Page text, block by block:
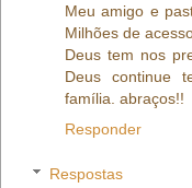
Meu amigo e
Milhões de
Deus tem nos
Deus continue
família. abraços!!
Responder
Respostas